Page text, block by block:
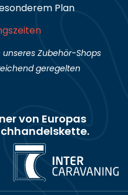
Plan
Zubehör-Shops
geregelten
von Europas